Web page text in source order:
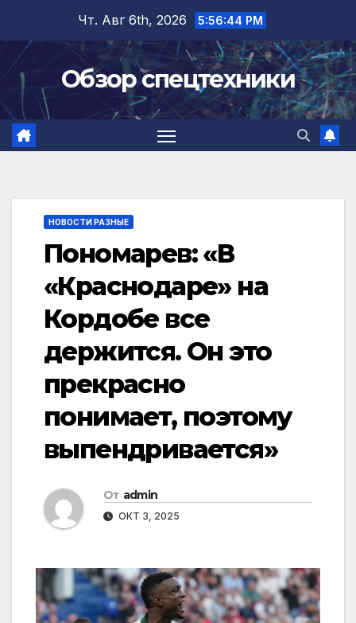
содержимому
Чт. Авг 6th, 2026 5:56:45 PM
Обзор спецтехники
НОВОСТИ РАЗНЫЕ
Пономарев: «В
«Краснодаре» на
Кордобе все
держится. Он это
прекрасно
понимает, поэтому
выпендривается»
От admin
ОКТ 3, 2025